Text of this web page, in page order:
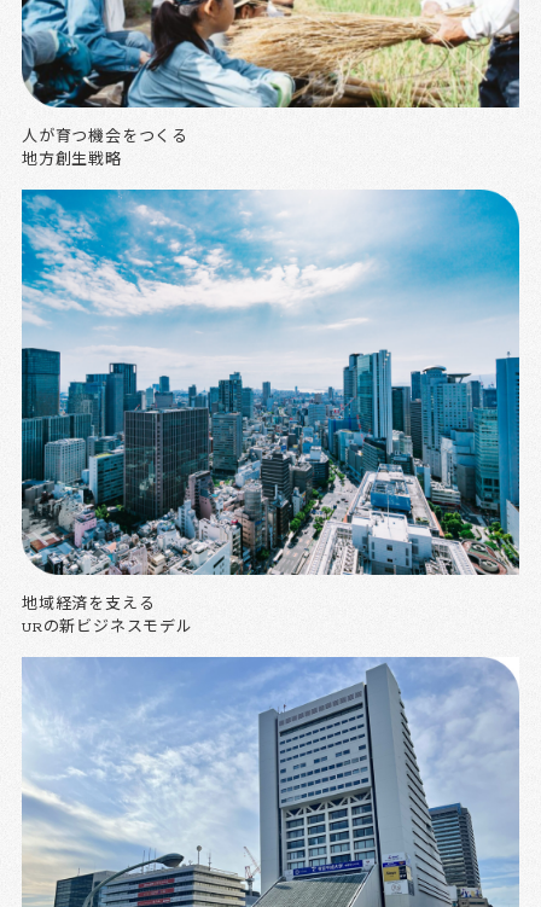
人が育つ機会をつくる
地方創生戦略
地域経済を支える
URの新ビジネスモデル